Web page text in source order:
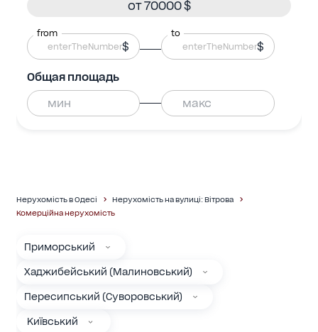
от 70000 $
from
$
to
$
Общая площадь
Нерухомість в Одесі
Нерухомість на вулиці: Вітрова
Комерційна нерухомість
Приморський
Хаджибейський (Малиновський)
Пересипський (Суворовський)
Київський